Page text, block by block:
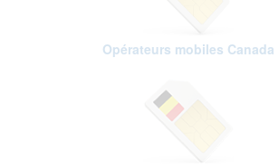
Opérateurs mobiles Canada